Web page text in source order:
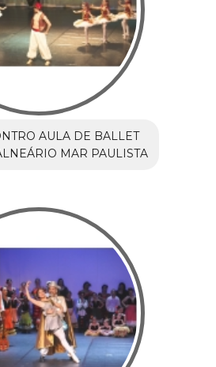
AULA DE BALLET
MAR PAULISTA